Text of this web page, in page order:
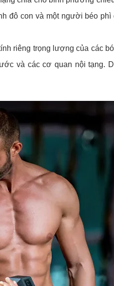
đô con và một người béo phì
riêng trọng lượng của các
và các cơ quan nội tạng.